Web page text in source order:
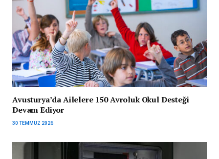
Avusturya’da Ailelere 150 Avroluk Okul Desteği
Devam Ediyor
30 TEMMUZ 2026